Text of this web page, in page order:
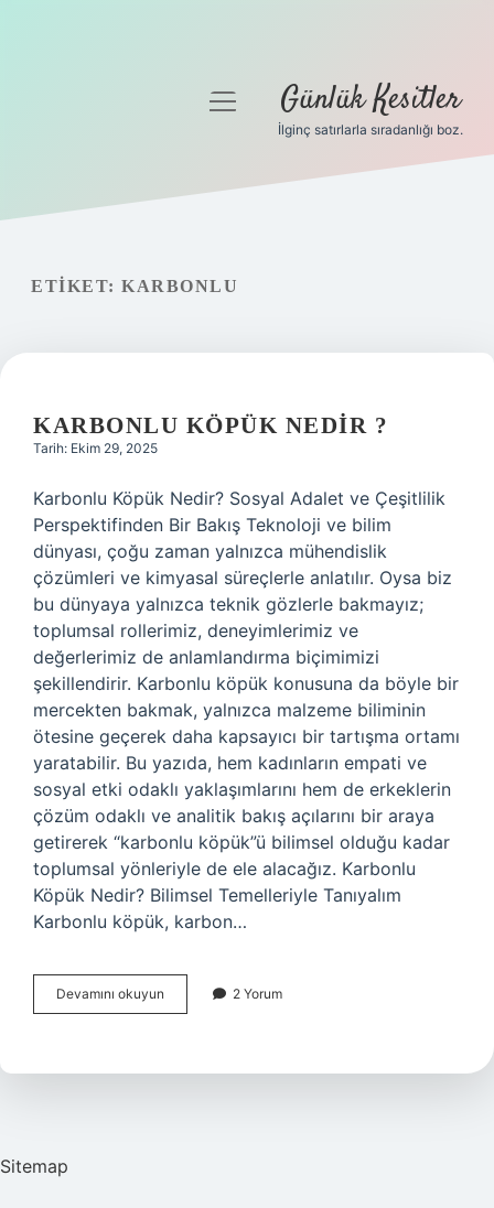
Hakkımızda
menüyü
Günlük Kesitler
İlginç satırlarla sıradanlığı boz.
ETIKET: KARBONLU
KARBONLU KÖPÜK NEDIR ?
Tarih: Ekim 29, 2025
Karbonlu Köpük Nedir? Sosyal Adalet ve Çeşitlilik
Perspektifinden Bir Bakış Teknoloji ve bilim
dünyası, çoğu zaman yalnızca mühendislik
çözümleri ve kimyasal süreçlerle anlatılır. Oysa biz
bu dünyaya yalnızca teknik gözlerle bakmayız;
toplumsal rollerimiz, deneyimlerimiz ve
değerlerimiz de anlamlandırma biçimimizi
şekillendirir. Karbonlu köpük konusuna da böyle bir
mercekten bakmak, yalnızca malzeme biliminin
ötesine geçerek daha kapsayıcı bir tartışma ortamı
yaratabilir. Bu yazıda, hem kadınların empati ve
sosyal etki odaklı yaklaşımlarını hem de erkeklerin
çözüm odaklı ve analitik bakış açılarını bir araya
getirerek “karbonlu köpük”ü bilimsel olduğu kadar
toplumsal yönleriyle de ele alacağız. Karbonlu
Köpük Nedir? Bilimsel Temelleriyle Tanıyalım
Karbonlu köpük, karbon…
Devamını okuyun Karbonlu
köpük
2 Yorum
Sitemap